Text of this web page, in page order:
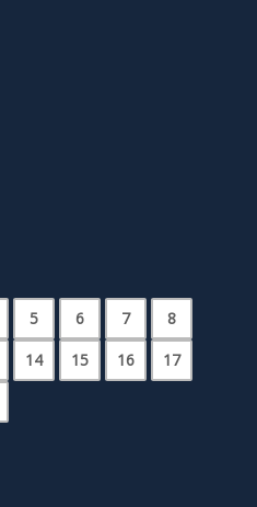
5 6 7
8
14 15 16
17